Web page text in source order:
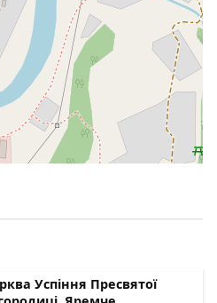
номер "люкс" (1
розкладний диван, столик
санвузол (душова кабіна,
двоспальне ліжко,
категорії "стандарт" з
ліжко, крісла, шафа,
кабіна, туалет,
з м'якими кріслами та
"стандарт" зі зручностями
або 2 односпальних
зручності включають
На території закладу та в
Успіння Пресвятої